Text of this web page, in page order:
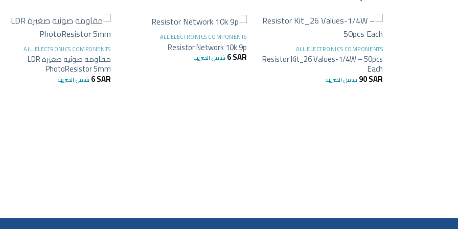
ALL ELECTRONICS COMPONENTS
Resistor Kit_26 Values-1/4W – 50pcs
Each
90SAR شامل الضريبة
ALL ELECTRONICS COMPONENTS
Resistor Network 10k 9p
6SAR شامل الضريبة
ALL ELECTRONICS COMPONENTS
مقاومة ضوئية صغيرة LDR
PhotoResistor 5mm
6SAR شامل الضريبة